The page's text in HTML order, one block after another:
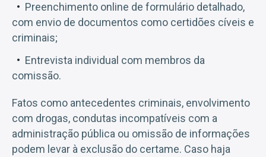
Preenchimento online de formulário detalhado,
com envio de documentos como certidões cíveis e
criminais;
Entrevista individual com membros da
comissão.
Fatos como antecedentes criminais, envolvimento
com drogas, condutas incompatíveis com a
administração pública ou omissão de informações
podem levar à exclusão do certame. Caso haja